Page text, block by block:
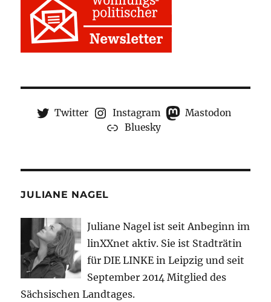
Twitter Instagram
Mastodon
Bluesky
JULIANE NAGEL
Juliane Nagel ist seit Anbeginn im
linXXnet aktiv. Sie ist Stadträtin
für DIE LINKE in Leipzig und seit
September 2014 Mitglied des
Sächsischen Landtages.